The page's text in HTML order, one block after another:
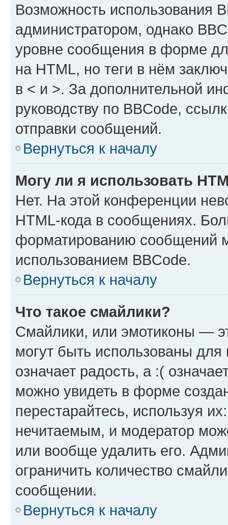
Возможность использования
администратором, однако
уровне сообщения в форме
на HTML, но теги в нём
в < и >. За дополнительной
руководству по BBCode,
отправки сообщений.
Вернуться к началу
Могу ли я использовать
Нет. На этой конференции
HTML-кода в сообщениях.
форматированию сообщений
использованием BBCode.
Вернуться к началу
Что такое смайлики?
Смайлики, или эмотиконы —
могут быть использованы
означает радость, а :(
можно увидеть в форме
перестарайтесь, используя
нечитаемым, и модератор
или вообще удалить его.
ограничить количество
сообщении.
Вернуться к началу